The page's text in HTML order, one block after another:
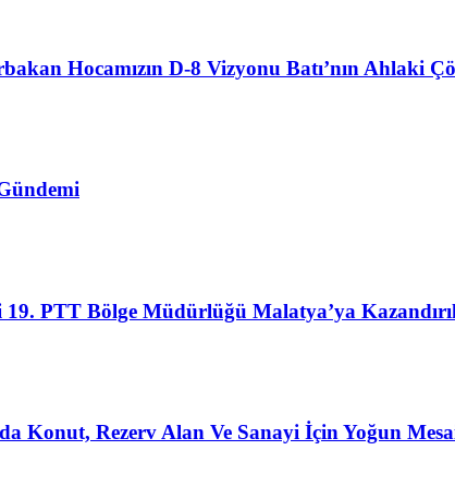
Hocamızın D-8 Vizyonu Batı’nın Ahlaki
PTT Bölge Müdürlüğü Malatya’ya
Konut, Rezerv Alan Ve Sanayi İçin Yoğun